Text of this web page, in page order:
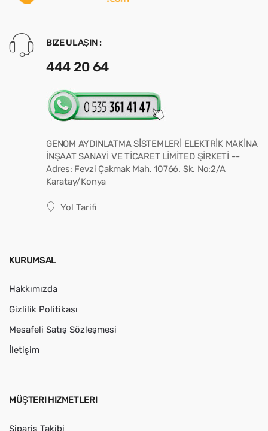
BIZE ULAŞIN :
444 20 64
GENOM AYDINLATMA SİSTEMLERİ ELEKTRİK MAKİNA
İNŞAAT SANAYİ VE TİCARET LİMİTED ŞİRKETİ --
Adres: Fevzi Çakmak Mah. 10766. Sk. No:2/A
Karatay/Konya
Yol Tarifi
KURUMSAL
Hakkımızda
Gizlilik Politikası
Mesafeli Satış Sözleşmesi
İletişim
MÜŞTERI HIZMETLERI
Sipariş Takibi